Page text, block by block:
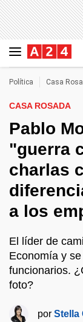
Política Casa
CASA ROSADA
Pablo
"guerra
charlas
a los
El líder de
Economía y
funcionarios.
foto?
porStella